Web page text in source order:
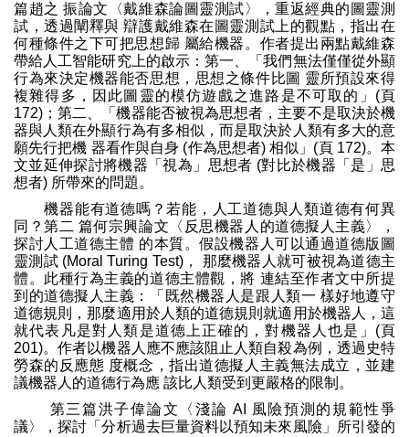
篇趙之 振論文〈戴維森論圖靈測試〉，重返經典的圖靈測
試，透過闡釋與 辯護戴維森在圖靈測試上的觀點，指出在
何種條件之下可把思想歸 屬給機器。作者提出兩點戴維森
帶給人工智能研究上的啟示：第一、「我們無法僅僅從外顯
行為來決定機器能否思想，思想之條件比圖 靈所預設來得
複雜得多，因此圖靈的模仿遊戲之進路是不可取的」(頁
172)；第二、「機器能否被視為思想者，主要不是取決於機
器與人類在外顯行為有多相似，而是取決於人類有多大的意
願先行把機 器看作與自身 (作為思想者) 相似」(頁 172)。本
文並延伸探討將機器「視為」思想者 (對比於機器「是」思
想者) 所帶來的問題。
機器能有道德嗎？若能，人工道德與人類道德有何異
同？第二 篇何宗興論文〈反思機器人的道德擬人主義〉，
探討人工道德主體 的本質。假設機器人可以通過道德版圖
靈測試 (Moral Turing Test)， 那麼機器人就可被視為道德主
體。此種行為主義的道德主體觀，將 連結至作者文中所提
到的道德擬人主義：「既然機器人是跟人類一 樣好地遵守
道德規則，那麼適用於人類的道德規則就適用於機器人，這
就代表凡是對人類是道德上正確的，對機器人也是」(頁
201)。作者以機器人應不應該阻止人類自殺為例，透過史特
勞森的反應態 度概念，指出道德擬人主義無法成立，並建
議機器人的道德行為應 該比人類受到更嚴格的限制。
第三篇洪子偉論文〈淺論 AI 風險預測的規範性爭
議〉，探討「分析過去巨量資料以預知未來風險」所引發的